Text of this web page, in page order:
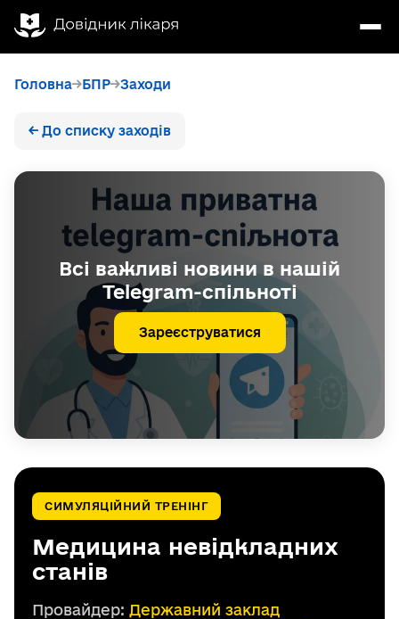
Головна БПР Заходи
← До списку заходів
Всі важливі новини в нашій
Telegram-спільноті
Зареєструватися
СИМУЛЯЦІЙНИЙ ТРЕНІНГ
Медицина невідкладних
станів
Провайдер: Державний заклад